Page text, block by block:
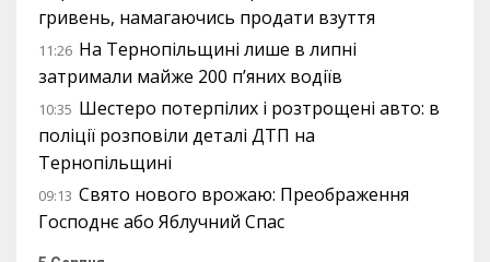
гривень, намагаючись продати взуття
11:26 На Тернопільщині лише в липні
затримали майже 200 п’яних водіїв
10:35 Шестеро потерпілих і розтрощені авто: в
поліції розповіли деталі ДТП на
Тернопільщині
09:13 Свято нового врожаю: Преображення
Господнє або Яблучний Спас